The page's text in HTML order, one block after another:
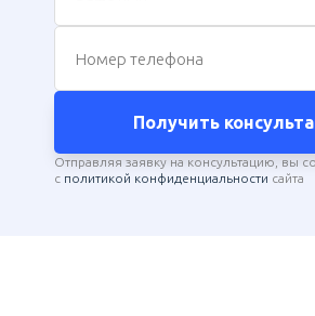
Номер телефона
Получить
Отправляя заявку на консультацию, вы
с политикой конфиденциальности сайта